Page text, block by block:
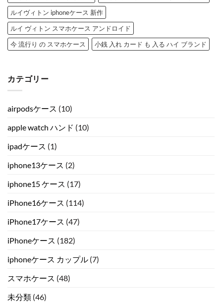
ルイヴィトン iphoneケース 新作
ルイ ヴィトン スマホケース アンドロイド
今 流行り の スマホケース
小銭 入れ カード も 入る ハイ ブランド
カテゴリー
airpodsケース (10)
apple watch ハンド (10)
ipadケース (1)
iphone13ケース (2)
iphone15 ケース (17)
iPhone16ケース (114)
iPhone17ケース (47)
iPhoneケース (182)
iphoneケース カップル (7)
スマホケース (48)
未分類 (46)